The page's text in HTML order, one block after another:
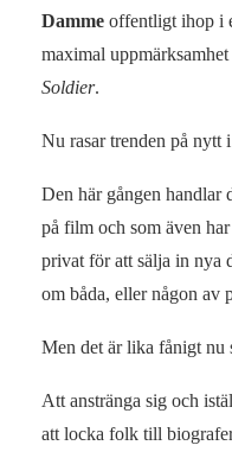
Damme offentligt ihop i
maximal
Soldier.
Nu rasar trenden på
Den här gången handlar
på film och som även
privat för att sälja in nya
om båda, eller någon av
Men det är lika fånigt nu
Att anstränga sig och
att locka folk till